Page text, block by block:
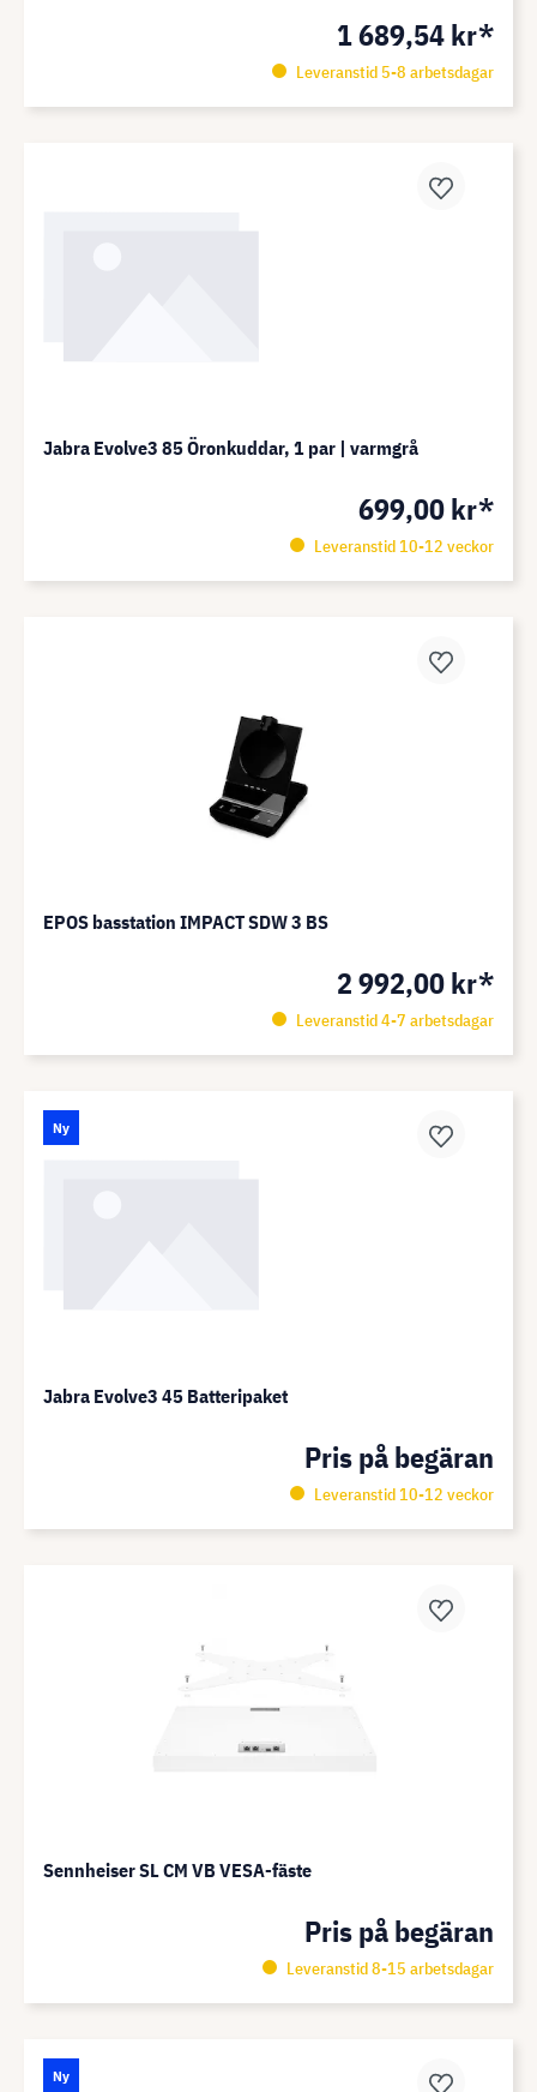
1 689,54 kr*
Leveranstid 5-8 arbetsdagar
Jabra Evolve3 85 Öronkuddar, 1 par | varmgrå
699,00 kr*
Leveranstid 10-12 veckor
EPOS basstation IMPACT SDW 3 BS
2 992,00 kr*
Leveranstid 4-7 arbetsdagar
Ny
Jabra Evolve3 45 Batteripaket
Pris på begäran
Leveranstid 10-12 veckor
Sennheiser SL CM VB VESA-fäste
Pris på begäran
Leveranstid 8-15 arbetsdagar
Ny